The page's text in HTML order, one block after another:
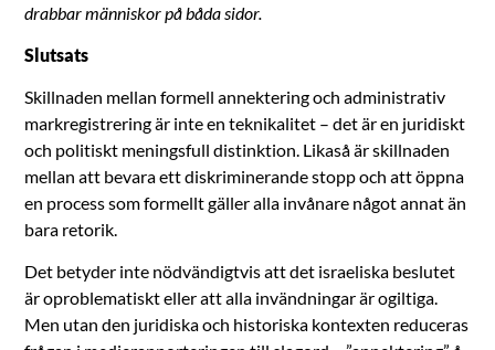
drabbar människor på båda sidor.
Slutsats
Skillnaden mellan formell annektering och administrativ
markregistrering är inte en teknikalitet – det är en juridiskt
och politiskt meningsfull distinktion. Likaså är skillnaden
mellan att bevara ett diskriminerande stopp och att öppna
en process som formellt gäller alla invånare något annat än
bara retorik.
Det betyder inte nödvändigtvis att det israeliska beslutet
är oproblematiskt eller att alla invändningar är ogiltiga.
Men utan den juridiska och historiska kontexten reduceras